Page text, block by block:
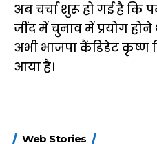
अब चर्चा शुरू हो गई है
जींद में चुनाव में प्रयोग
अभी भाजपा कैंडिडेट कृष्ण
आया है।
Web Stories
FASTag के ये नए